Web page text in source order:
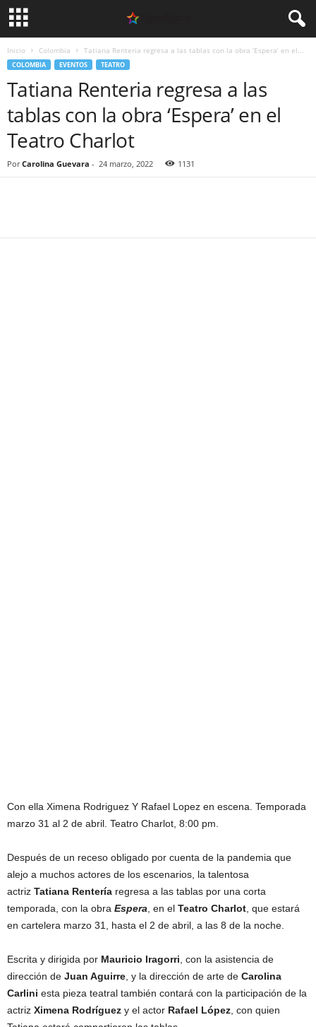
Inicio Colombia Tatiana Renteria regresa a las tablas con la obra ‘Espera’ en el...
COLOMBIA EVENTOS TEATRO
Tatiana Renteria regresa a las
tablas con la obra ‘Espera’ en el
Teatro Charlot
Por Carolina Guevara - 24 marzo, 2022 1131
Con ella Ximena Rodriguez Y Rafael Lopez en escena. Temporada
marzo 31 al 2 de abril. Teatro Charlot, 8:00 pm.
Después de un receso obligado por cuenta de la pandemia que
alejo a muchos actores de los escenarios, la talentosa
actriz Tatiana Rentería regresa a las tablas por una corta
temporada, con la obra Espera , en el Teatro Charlot , que estará
en cartelera marzo 31, hasta el 2 de abril, a las 8 de la noche.
Escrita y dirigida por Mauricio Iragorri , con la asistencia de
dirección de Juan Aguirre , y la dirección de arte de Carolina
Carlini esta pieza teatral también contará con la participación de la
actriz Ximena Rodríguez y el actor Rafael López , con quien